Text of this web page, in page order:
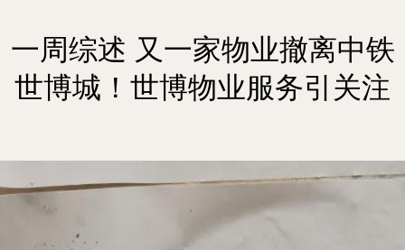
一周综述 又一家物业撤离中铁
世博城！世博物业服务引关注